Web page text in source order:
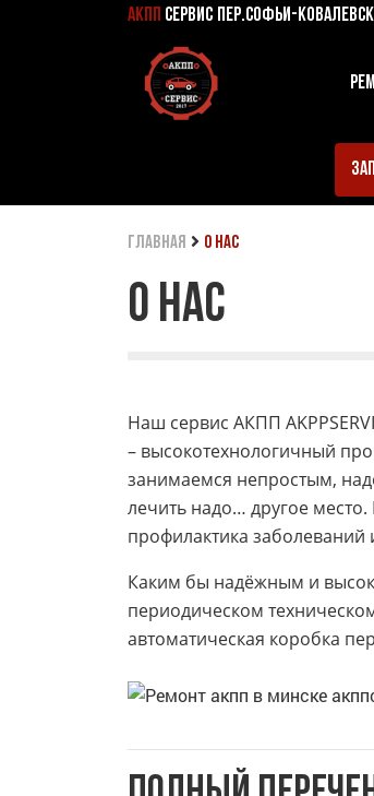
АКПП СЕРВИС ПЕР.СОФЬИ-
главная О нас
О НАС
Наш сервис АКПП
– высокотехнологичный
занимаемся непростым,
лечить надо… другое
профилактика заболеваний
Каким бы надёжным и
периодическом
автоматическая коробка